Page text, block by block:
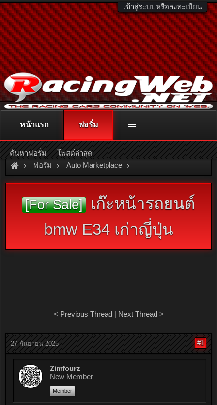
เข้าสู่ระบบหรือลงทะเบียน
ติดต่อลงโฆษณา racingweb@gmail.comหรือโทร. 081-811-1138
หรืออ่านรายละเอียดเพิ่มเติม คลิกที่นี่
ฟอรั่ม Auto Marketplace
Interior & Accessories
[For Sale] เก๊ะหน้ารถยนต์
bmw E34 เก่าญี่ปุ่น
< Previous Thread| Next Thread>
27 กันยายน 2025 #1
Zimfourz
New Member
Member
หน้าแรก ฟอรั่ม
ค้นหาฟอรั่ม โพสต์ล่าสุด